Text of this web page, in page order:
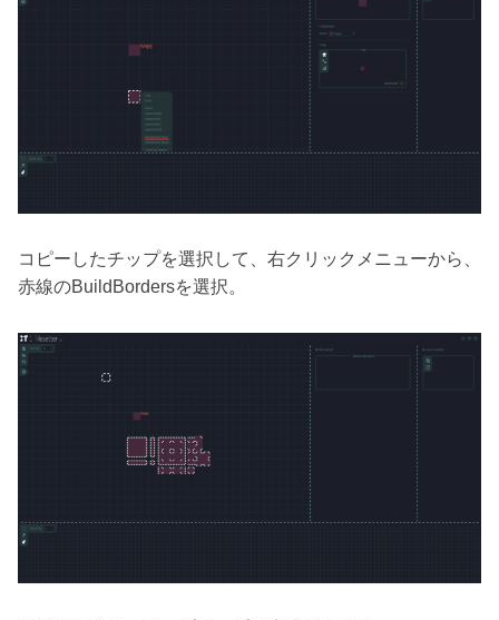
コピーしたチップを選択して、右クリックメニューから、
赤線のBuildBordersを選択。